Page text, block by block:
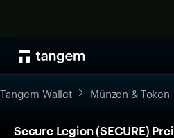
Tangem Wallet Münzen & Token
Secure Legion (SECURE)